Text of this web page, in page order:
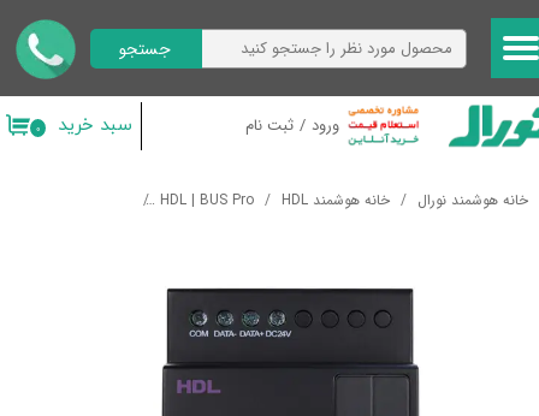
ورود / ثبت نام
حساب کاربری من
تغییر گذر واژه
خروج از حساب کاربری
جستجو
۰ سبد خرید
خانه هوشمند نورال خانه هوشمند HDL HDL | BUS Pro